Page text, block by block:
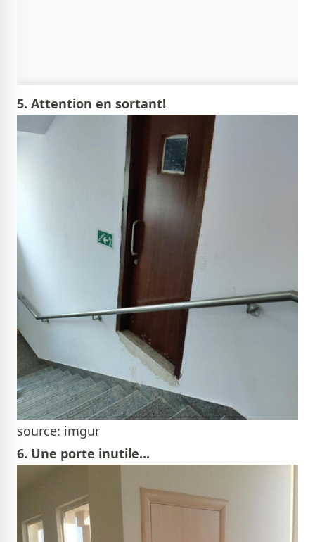
5. Attention en sortant!
source: imgur
6. Une porte inutile...